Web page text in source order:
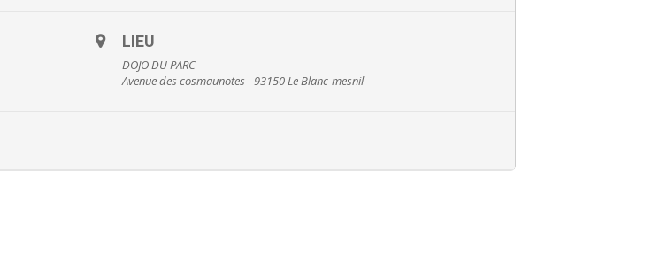
LIEU
DOJO DU PARC
Avenue des cosmaunotes - 93150 Le Blanc-mesnil